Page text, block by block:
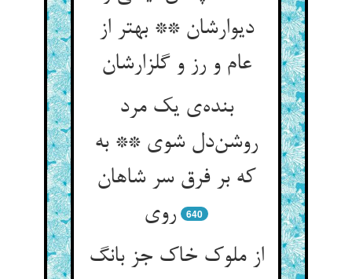
دیوارشان ** بهتر از
عام و رز و گلزارشان
بنده‌ی یک مرد
روشن‌دل شوی ** به
که بر فرق سر شاهان
روی
640
از ملوک خاک جز بانگ